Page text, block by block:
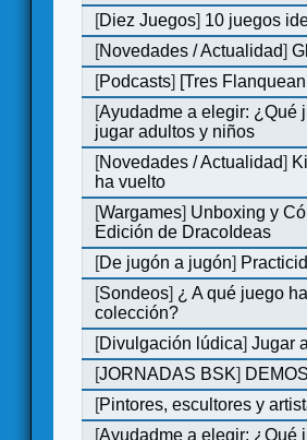
[Diez Juegos] 10 juegos
[Novedades / Actualidad]
[Podcasts] [Tres
[Ayudadme a elegir: ¿Qué
jugar adultos y niños
[Novedades / Actualidad]
ha vuelto
[Wargames] Unboxing y
Edición de DracoIdeas
[De jugón a jugón]
[Sondeos] ¿ A qué juego
colección?
[Divulgación lúdica]Jugar
[JORNADAS BSK]
[Pintores, escultores y
[Ayudadme a elegir: ¿Qué